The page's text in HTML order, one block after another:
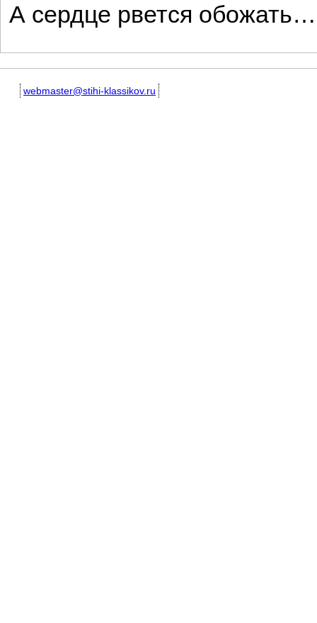
А сердце рвется обожать…
webmaster@stihi-klassikov.ru